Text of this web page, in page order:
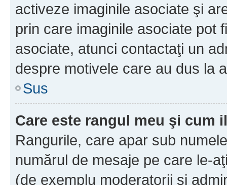
activeze imaginile asociate şi
prin care imaginile asociate pot
asociate, atunci contactaţi un
despre motivele care au dus la
Sus
Care este rangul meu şi cum
Rangurile, care apar sub
numărul de mesaje pe care le-
(de exemplu moderatorii şi